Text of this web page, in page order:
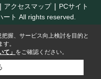
アクセスマップ
PCサイト
ト All rights reserved.
握、サービス向上検討を目的と
。
て」 をご確認ください。